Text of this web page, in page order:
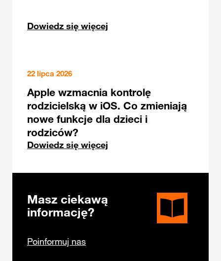
Dowiedz się więcej
22 lipca 2026
Apple wzmacnia kontrolę
rodzicielską w iOS. Co zmieniają
nowe funkcje dla dzieci i
rodziców?
Dowiedz się więcej
Masz ciekawą
informację?
Poinformuj nas